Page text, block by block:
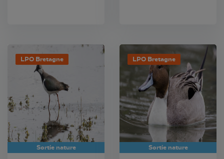
LPO Bretagne
Sortie nature
LPO Bretagne
Sortie nature